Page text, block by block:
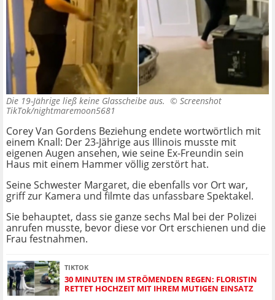
Die 19-Jährige ließ keine Glasscheibe aus. © Screenshot
TikTok/nightmaremoon5681
Corey Van Gordens Beziehung endete wortwörtlich mit
einem Knall: Der 23-Jährige aus Illinois musste mit
eigenen Augen ansehen, wie seine Ex-Freundin sein
Haus mit einem Hammer völlig zerstört hat.
Seine Schwester Margaret, die ebenfalls vor Ort war,
griff zur Kamera und filmte das unfassbare Spektakel.
Sie behauptet, dass sie ganze sechs Mal bei der Polizei
anrufen musste, bevor diese vor Ort erschienen und die
Frau festnahmen.
TIKTOK
30 MINUTEN IM STRÖMENDEN REGEN: FLORISTIN
RETTET HOCHZEIT MIT IHREM MUTIGEN EINSATZ